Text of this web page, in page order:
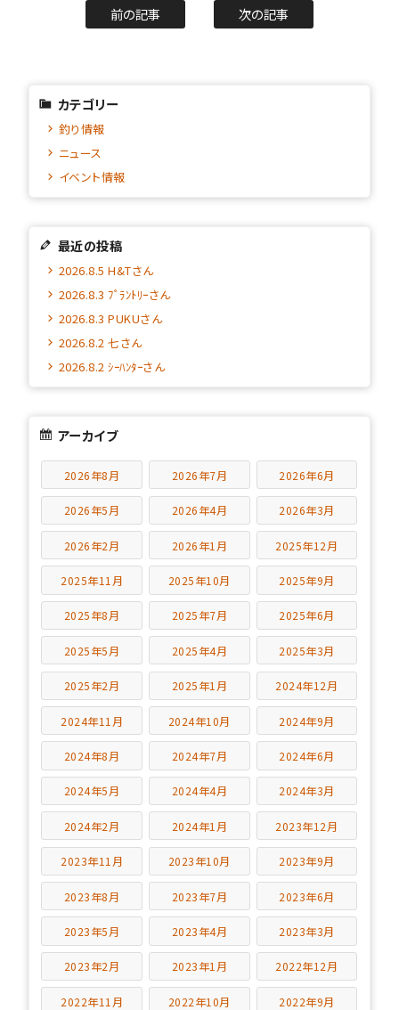
前の記事 次の記事
カテゴリー
釣り情報
ニュース
イベント情報
最近の投稿
2026.8.5 H&Tさん
2026.8.3 ﾌﾟﾗﾝﾄﾘｰさん
2026.8.3 PUKUさん
2026.8.2 七さん
2026.8.2 ｼｰﾊﾝﾀｰさん
アーカイブ
2026年8月 2026年7月 2026年6月
2026年5月 2026年4月 2026年3月
2026年2月 2026年1月 2025年12月
2025年11月 2025年10月 2025年9月
2025年8月 2025年7月 2025年6月
2025年5月 2025年4月 2025年3月
2025年2月 2025年1月 2024年12月
2024年11月 2024年10月 2024年9月
2024年8月 2024年7月 2024年6月
2024年5月 2024年4月 2024年3月
2024年2月 2024年1月 2023年12月
2023年11月 2023年10月 2023年9月
2023年8月 2023年7月 2023年6月
2023年5月 2023年4月 2023年3月
2023年2月 2023年1月 2022年12月
2022年11月 2022年10月 2022年9月